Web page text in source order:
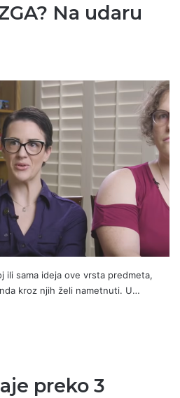
Na udaru
ili sama ideja ove vrsta predmeta,
kroz njih želi nametnuti. U…
preko 3